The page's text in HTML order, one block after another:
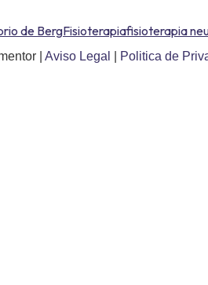
de BergFisioterapiafisioterapia
| Aviso Legal Politica de